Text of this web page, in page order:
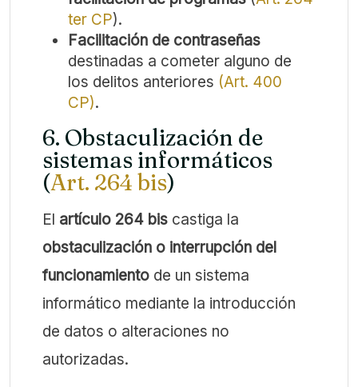
ter CP).
Facilitación de contraseñas
destinadas a cometer alguno de
los delitos anteriores (Art. 400
CP).
6. Obstaculización de
sistemas informáticos
(Art. 264 bis)
El artículo 264 bis castiga la
obstaculización o interrupción del
funcionamiento de un sistema
informático mediante la introducción
de datos o alteraciones no
autorizadas.